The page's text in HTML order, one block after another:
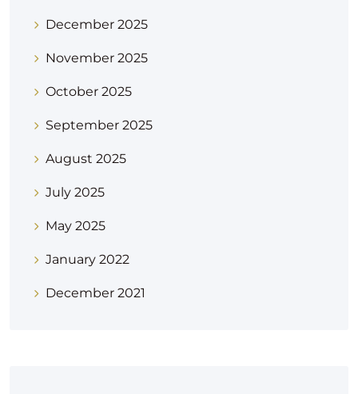
December 2025
November 2025
October 2025
September 2025
August 2025
July 2025
May 2025
January 2022
December 2021